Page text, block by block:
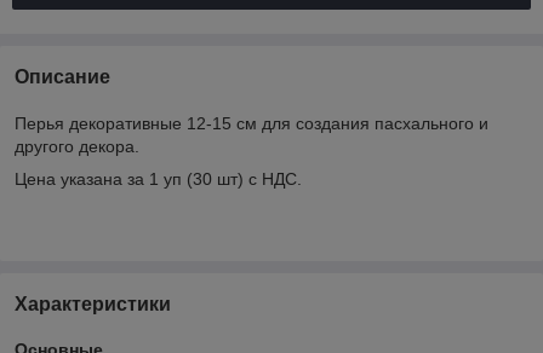
Описание
Перья декоративные 12-15 см для создания пасхального и
другого декора.
Цена указана за 1 уп (30 шт) с НДС.
Характеристики
Основные